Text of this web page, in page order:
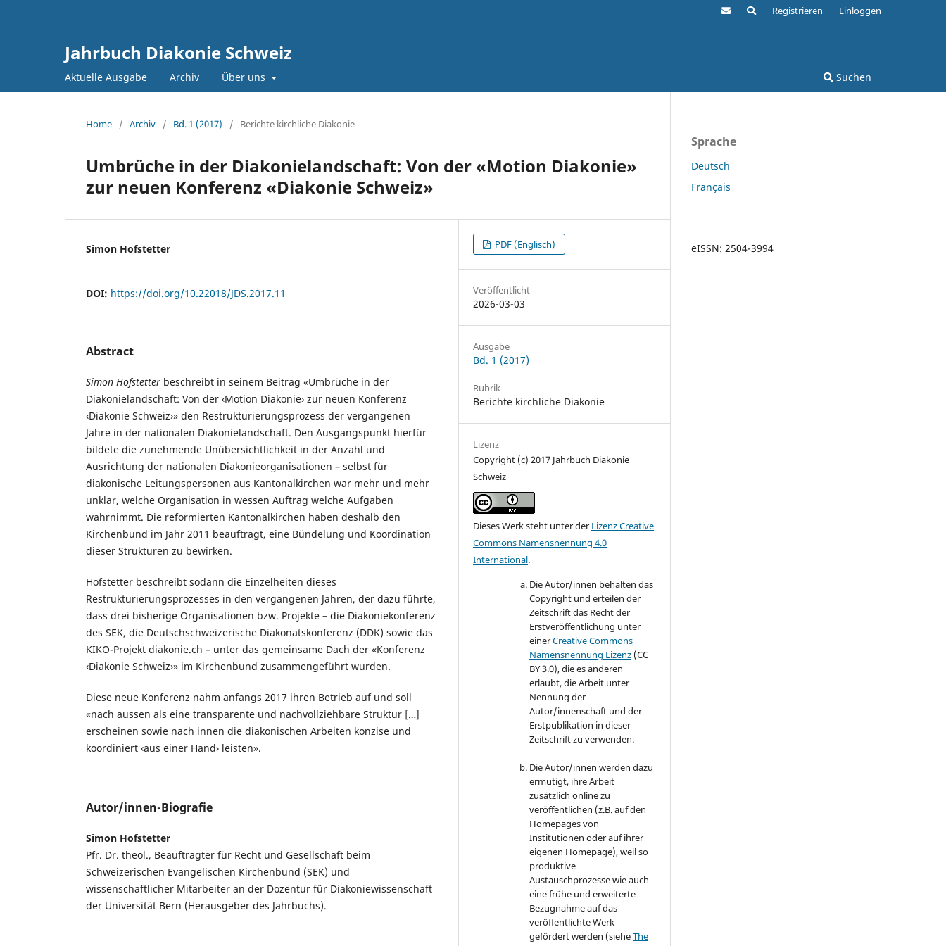
Jahrbuch Diakonie Schweiz
Aktuelle Ausgabe Archiv Über uns Suchen
Registrieren Einloggen
Home / Archiv / Bd. 1 (2017) / Berichte kirchliche Diakonie
Umbrüche in der Diakonielandschaft: Von der «Motion Diakonie»
zur neuen Konferenz «Diakonie Schweiz»
Simon Hofstetter
DOI: https://doi.org/10.22018/JDS.2017.11
Abstract
Simon Hofstetter beschreibt in seinem Beitrag «Umbrüche in der
Diakonielandschaft: Von der ‹Motion Diakonie› zur neuen Konferenz
‹Diakonie Schweiz›» den Restrukturierungsprozess der vergangenen
Jahre in der nationalen Diakonielandschaft. Den Ausgangspunkt hierfür
bildete die zunehmende Unübersichtlichkeit in der Anzahl und
Ausrichtung der nationalen Diakonieorganisationen – selbst für
diakonische Leitungspersonen aus Kantonalkirchen war mehr und mehr
unklar, welche Organisation in wessen Auftrag welche Aufgaben
wahrnimmt. Die reformierten Kantonalkirchen haben deshalb den
Kirchenbund im Jahr 2011 beauftragt, eine Bündelung und Koordination
dieser Strukturen zu bewirken.
Hofstetter beschreibt sodann die Einzelheiten dieses
Restrukturierungsprozesses in den vergangenen Jahren, der dazu führte,
dass drei bisherige Organisationen bzw. Projekte – die Diakoniekonferenz
des SEK, die Deutschschweizerische Diakonatskonferenz (DDK) sowie das
KIKO-Projekt diakonie.ch – unter das gemeinsame Dach der «Konferenz
‹Diakonie Schweiz›» im Kirchenbund zusammengeführt wurden.
Diese neue Konferenz nahm anfangs 2017 ihren Betrieb auf und soll
«nach aussen als eine transparente und nachvollziehbare Struktur […]
erscheinen sowie nach innen die diakonischen Arbeiten konzise und
koordiniert ‹aus einer Hand› leisten».
Autor/innen-Biografie
Simon Hofstetter
Pfr. Dr. theol., Beauftragter für Recht und Gesellschaft beim
Schweizerischen Evangelischen Kirchenbund (SEK) und
wissenschaftlicher Mitarbeiter an der Dozentur für Diakoniewissenschaft
der Universität Bern (Herausgeber des Jahrbuchs).
PDF (Englisch)
Veröffentlicht
2026-03-03
Ausgabe
Bd. 1 (2017)
Rubrik
Berichte kirchliche Diakonie
Lizenz
Copyright (c) 2017 Jahrbuch Diakonie
Schweiz
Dieses Werk steht unter der Lizenz Creative
Commons Namensnennung 4.0
International.
Die Autor/innen behalten das
Copyright und erteilen der
Zeitschrift das Recht der
Erstveröffentlichung unter
einerCreative Commons
Namensnennung Lizenz (CC
BY 3.0), die es anderen
erlaubt, die Arbeit unter
Nennung der
Autor/innenschaft und der
Erstpublikation in dieser
Zeitschrift zu verwenden.
Die Autor/innen werden dazu
ermutigt, ihre Arbeit
zusätzlich online zu
veröffentlichen (z.B. auf den
Homepages von
Institutionen oder auf ihrer
eigenen Homepage), weil so
produktive
Austauschprozesse wie auch
eine frühe und erweiterte
Bezugnahme auf das
veröffentlichte Werk
gefördert werden (sieheThe
Sprache
Deutsch
Français
eISSN: 2504-3994